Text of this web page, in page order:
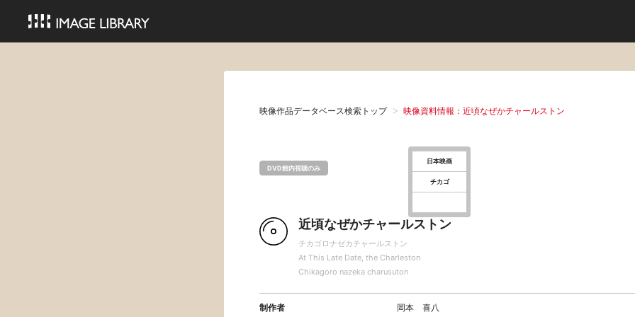
映像作品データベース検索トップ 映像資料情報：近頃なぜかチャールストン
DVD館内視聴のみ
日本映画
チカゴ
近頃なぜかチャールストン
チカゴロナゼカチャールストン
At This Late Date, the Charleston
Chikagoro nazeka charusuton
制作者 岡本 喜八